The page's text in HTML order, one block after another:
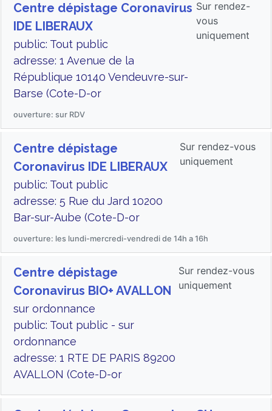
Centre dépistage Coronavirus
IDE LIBERAUX
public: Tout public
adresse: 1 Avenue de la
République 10140 Vendeuvre-sur-
Barse (Cote-D-or
Sur rendez-
vous
uniquement
ouverture: sur RDV
Centre dépistage
Coronavirus IDE LIBERAUX
public: Tout public
adresse: 5 Rue du Jard 10200
Bar-sur-Aube (Cote-D-or
Sur rendez-vous
uniquement
ouverture: les lundi-mercredi-vendredi de 14h a 16h
Centre dépistage
Coronavirus BIO+ AVALLON
sur ordonnance
public: Tout public - sur
ordonnance
adresse: 1 RTE DE PARIS 89200
AVALLON (Cote-D-or
Sur rendez-vous
uniquement